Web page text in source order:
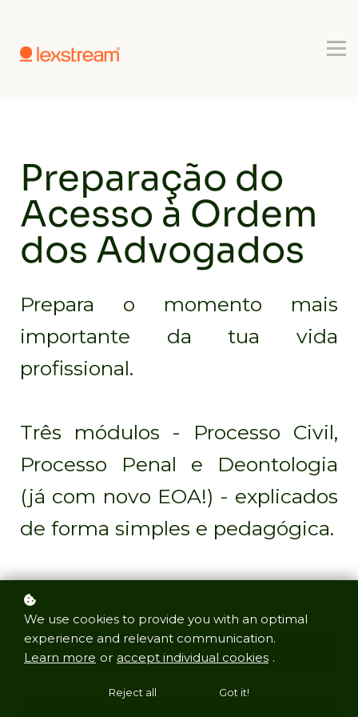
Preparação do
Acesso à Ordem
dos Advogados
Prepara o momento mais
importante da tua vida
profissional.
Três módulos - Processo Civil,
Processo Penal e Deontologia
(já com novo EOA!) - explicados
de forma simples e pedagógica.
Vê quando e onde quiseres.
Add to cart
We use cookies to provide you with an optimal
experience and relevant communication.
Learn more or accept individual cookies .
Reject all Got it!